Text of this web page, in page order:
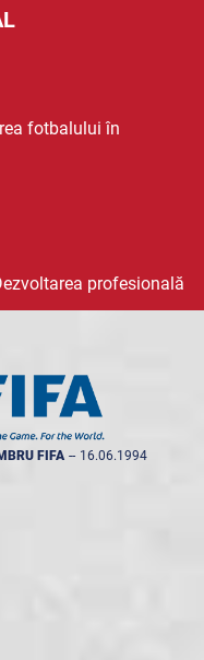
fotbalului în
profesională
FIFA -- 16.06.1994